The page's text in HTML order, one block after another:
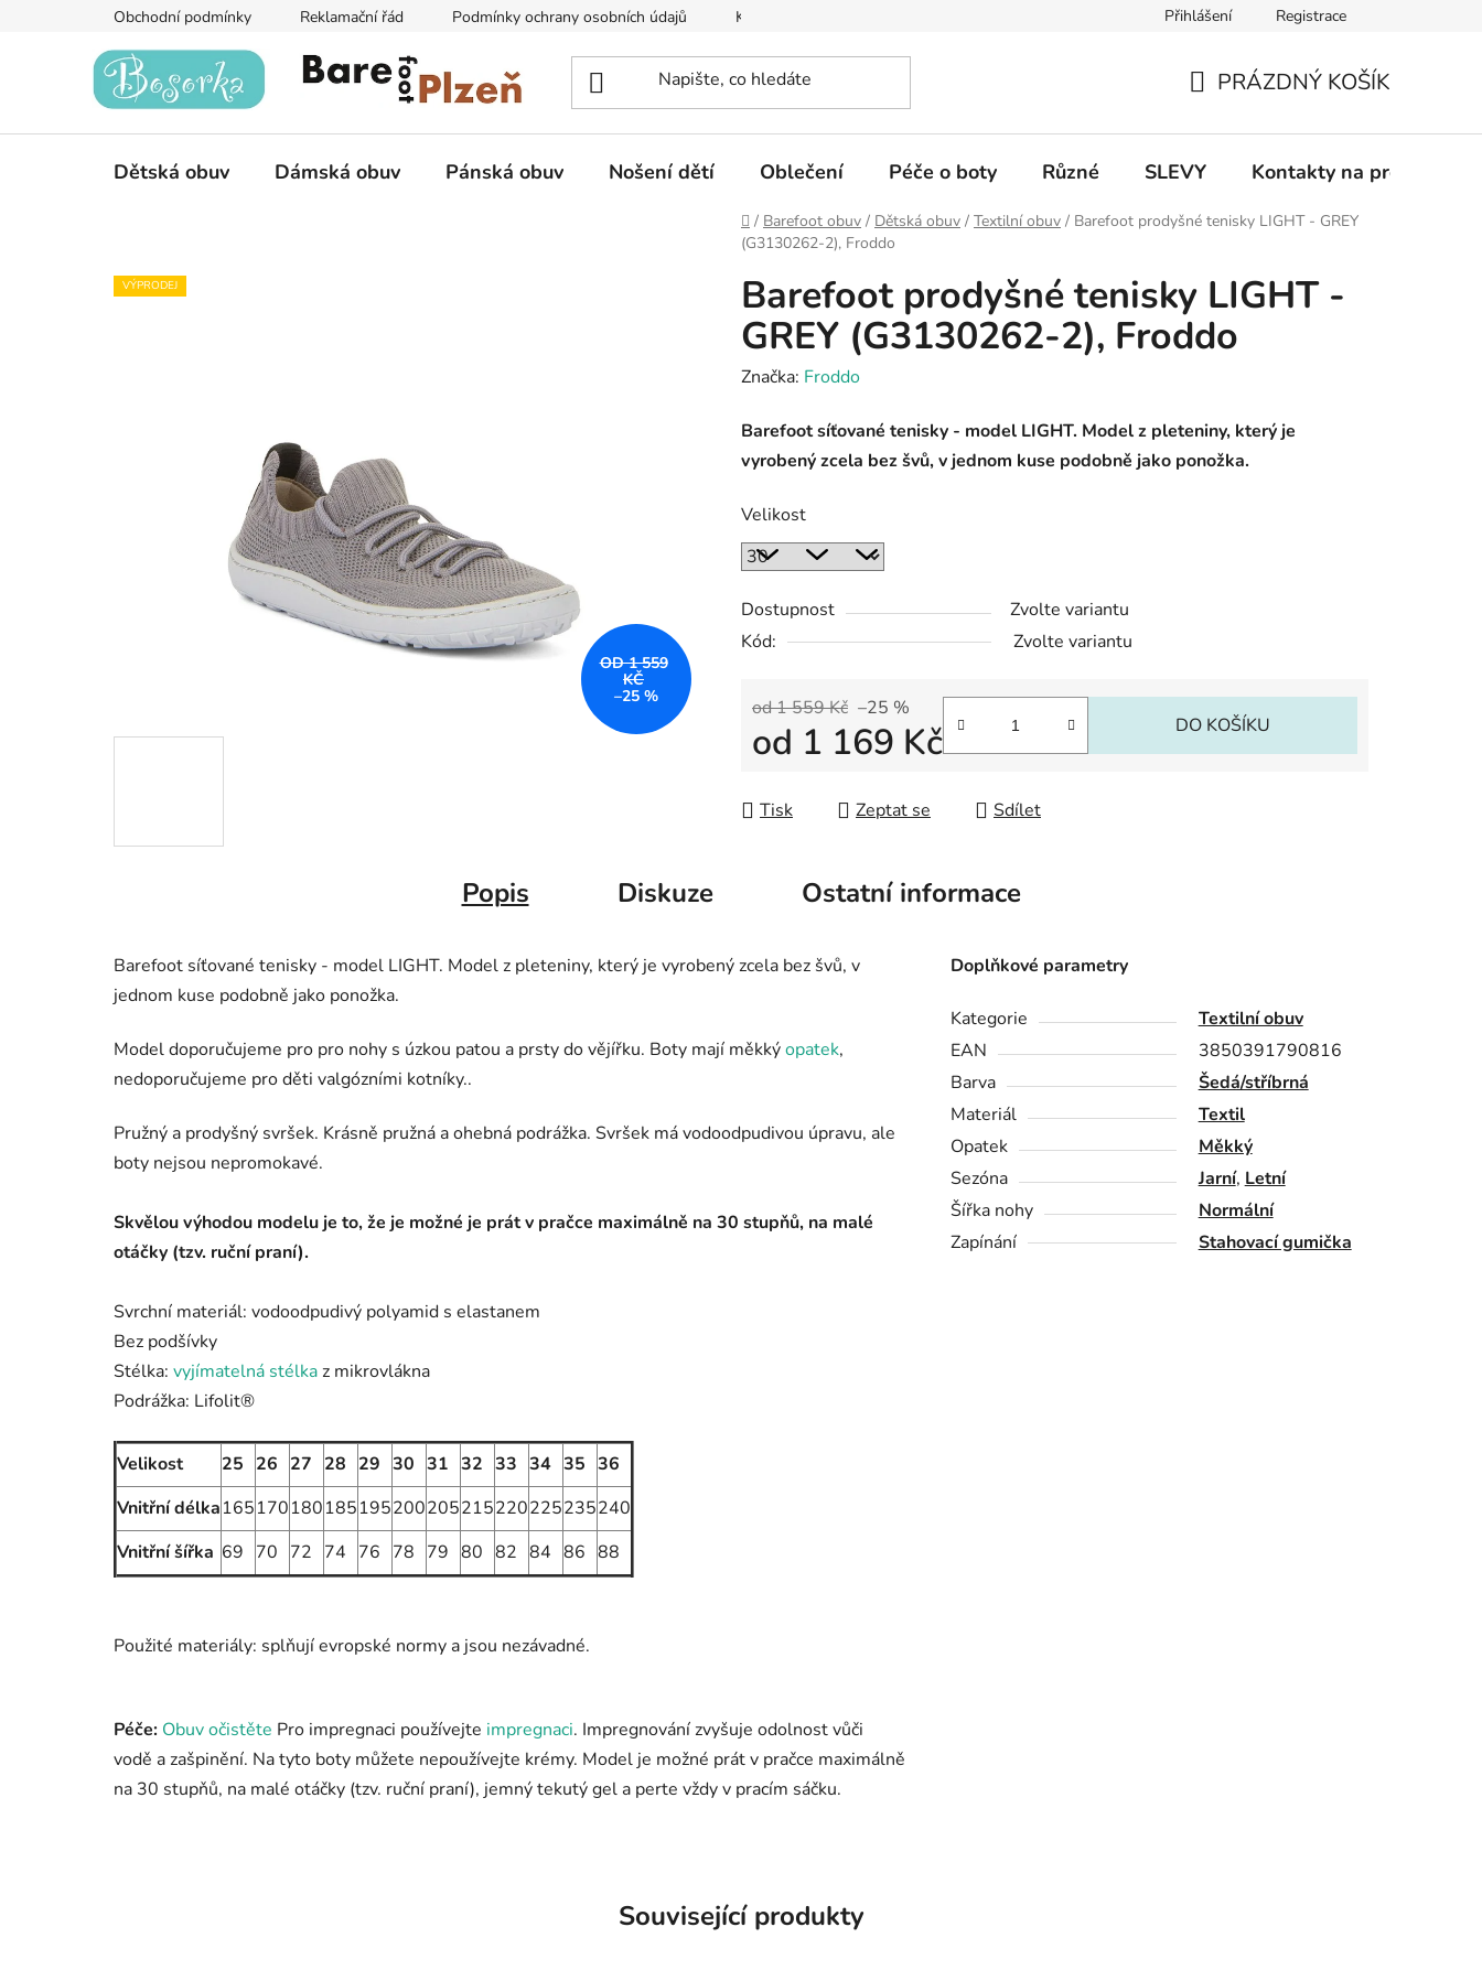
Obchodní podmínky Reklamační řád Podmínky ochrany osobních údajů Kontakty na prodejny Informace k on-line platbám Odstoupení od
Přihlášení Registrace
KOŠÍK
PRÁZDNÝ KOŠÍK
Dětská obuv Dámská obuv Pánská obuv Nošení dětí Oblečení Péče o boty Různé SLEVY Kontakty na prodejny
Domů
/ Barefoot obuv / Dětská obuv / Textilní obuv / Barefoot prodyšné tenisky LIGHT - GREY
(G3130262-2), Froddo
Barefoot prodyšné tenisky LIGHT -
GREY (G3130262-2), Froddo
Značka: Froddo
Barefoot síťované tenisky - model LIGHT. Model z pleteniny, který je
vyrobený zcela bez švů, v jednom kuse podobně jako ponožka.
Velikost
Dostupnost
Zvolte variantu
Kód:
Zvolte variantu
od 1 559 Kč –25 %
od 1 169 Kč DO KOŠÍKU
Tisk Zeptat se Sdílet
VÝPRODEJ
OD 1 559
KČ
–25 %
Popis Diskuze Ostatní informace
Barefoot síťované tenisky - model LIGHT. Model z pleteniny, který je vyrobený zcela bez švů, v
jednom kuse podobně jako ponožka.
Model doporučujeme pro pro nohy s úzkou patou a prsty do vějířku. Boty mají měkkýopatek,
nedoporučujeme pro děti valgózními kotníky..
Pružný a prodyšný svršek. Krásně pružná a ohebná podrážka. Svršek má vodoodpudivou úpravu, ale
boty nejsou nepromokavé.
Skvělou výhodou modelu je to, že je možné je prát v pračce maximálně na 30 stupňů, na malé
otáčky (tzv. ruční praní).
Svrchní materiál: vodoodpudivý polyamid s elastanem
Bez podšívky
Stélka: vyjímatelná stélkaz mikrovlákna
Podrážka: Lifolit®
Velikost 25 26 27 28 29 30 31 32 33 34 35 36
Vnitřní délka165170180185195200205215220225235240
Vnitřní šířka 69 70 72 74 76 78 79 80 82 84 86 88
Použité materiály: splňují evropské normy a jsou nezávadné.
Péče: Obuv očistěte Pro impregnaci používejte impregnaci. Impregnování zvyšuje odolnost vůči
vodě a zašpinění. Na tyto boty můžete nepoužívejte krémy. Model je možné prát v pračce maximálně
na 30 stupňů, na malé otáčky (tzv. ruční praní), jemný tekutý gel a perte vždy v pracím sáčku.
Doplňkové parametry
Kategorie
Textilní obuv
EAN
3850391790816
Barva
Šedá/stříbrná
Materiál
Textil
Opatek
Měkký
Sezóna
Jarní, Letní
Šířka nohy
Normální
Zapínání
Stahovací gumička
Související produkty